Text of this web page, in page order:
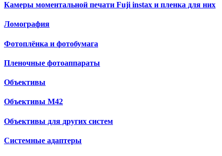
Камеры моментальной печати Fuji instax и пленка для них
Ломография
Фотоплёнка и фотобумага
Пленочные фотоаппараты
Объективы
Объективы М42
Объективы для других систем
Cистемные адаптеры